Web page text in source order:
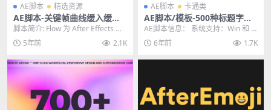
AE脚本 精选资源
AE脚本-关键帧曲线缓入缓出
预设调节工具 Flow v1.4.2 Wi
n/Mac 兼容AE 2022
脚本简介: Flow 为 After Effects 带
来了一个简单的界面，用于...
5年前 2.1K
AE脚本 卡通类
AE脚本/模板-500种标题字幕
条EMOJI表情数据图形背景图
标动画 Elements Pack
AE脚本信息： 系统支持：Win 和 M
ac 适用软件：AE CC 2015-C...
6年前 1.7K